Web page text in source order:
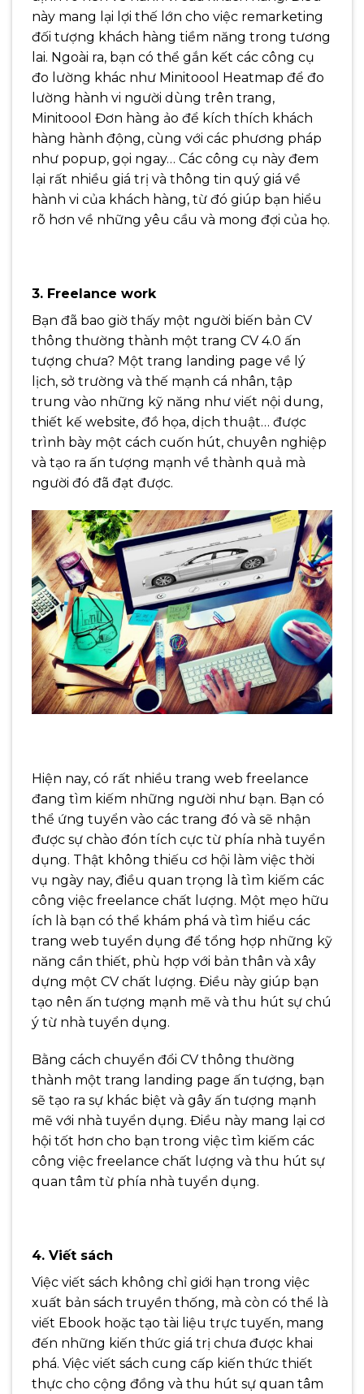
này mang lại lợi thế lớn cho việc remarketing
đối tượng khách hàng tiềm năng trong tương
lai. Ngoài ra, bạn có thể gắn kết các công cụ
đo lường khác như Minitoool Heatmap để đo
lường hành vi người dùng trên trang,
Minitoool Đơn hàng ảo để kích thích khách
hàng hành động, cùng với các phương pháp
như popup, gọi ngay… Các công cụ này đem
lại rất nhiều giá trị và thông tin quý giá về
hành vi của khách hàng, từ đó giúp bạn hiểu
rõ hơn về những yêu cầu và mong đợi của họ.
3. Freelance work
Bạn đã bao giờ thấy một người biến bản CV
thông thường thành một trang CV 4.0 ấn
tượng chưa? Một trang landing page về lý
lịch, sở trường và thế mạnh cá nhân, tập
trung vào những kỹ năng như viết nội dung,
thiết kế website, đồ họa, dịch thuật… được
trình bày một cách cuốn hút, chuyên nghiệp
và tạo ra ấn tượng mạnh về thành quả mà
người đó đã đạt được.
Hiện nay, có rất nhiều trang web freelance
đang tìm kiếm những người như bạn. Bạn có
thể ứng tuyển vào các trang đó và sẽ nhận
được sự chào đón tích cực từ phía nhà tuyển
dụng. Thật không thiếu cơ hội làm việc thời
vụ ngày nay, điều quan trọng là tìm kiếm các
công việc freelance chất lượng. Một mẹo hữu
ích là bạn có thể khám phá và tìm hiểu các
trang web tuyển dụng để tổng hợp những kỹ
năng cần thiết, phù hợp với bản thân và xây
dựng một CV chất lượng. Điều này giúp bạn
tạo nên ấn tượng mạnh mẽ và thu hút sự chú
ý từ nhà tuyển dụng.
Bằng cách chuyển đổi CV thông thường
thành một trang landing page ấn tượng, bạn
sẽ tạo ra sự khác biệt và gây ấn tượng mạnh
mẽ với nhà tuyển dụng. Điều này mang lại cơ
hội tốt hơn cho bạn trong việc tìm kiếm các
công việc freelance chất lượng và thu hút sự
quan tâm từ phía nhà tuyển dụng.
4. Viết sách
Việc viết sách không chỉ giới hạn trong việc
xuất bản sách truyền thống, mà còn có thể là
viết Ebook hoặc tạo tài liệu trực tuyến, mang
đến những kiến thức giá trị chưa được khai
phá. Việc viết sách cung cấp kiến thức thiết
thực cho cộng đồng và thu hút sự quan tâm